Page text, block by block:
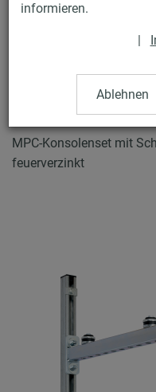
informieren.
|
Ablehnen
MPC-Konsolensets
MPC-
MPC-Konsolenset mit
feuerverzinkt